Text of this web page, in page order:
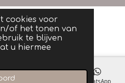
cookies voor
of het tonen van
te blijven
u hiermee
Instagram WhatsApp